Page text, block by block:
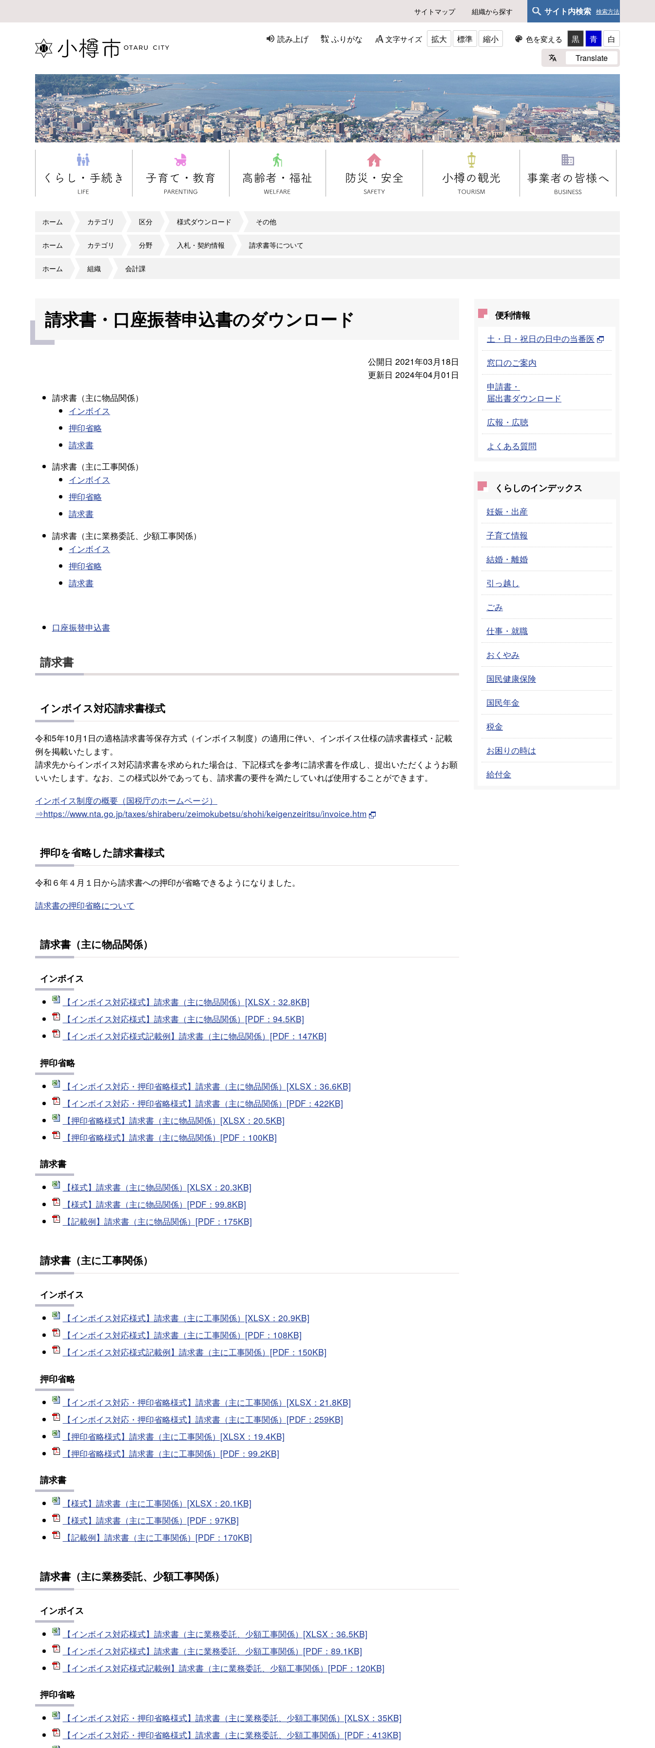
サイトマップ 組織から探す サイト内検索 検索方法
読み上げ ふりがな 文字サイズ 拡大 標準 縮小 色を変える 黒 青
白
Translate
ホーム カテゴリ 区分 様式ダウンロード その他
ホーム カテゴリ 分野 入札・契約情報 請求書等について
ホーム 組織 会計課
請求書・口座振替申込書のダウンロード
公開日 2021年03月18日
更新日 2024年04月01日
請求書（主に物品関係）
インボイス
押印省略
請求書
請求書（主に工事関係）
インボイス
押印省略
請求書
請求書（主に業務委託、少額工事関係）
インボイス
押印省略
請求書
口座振替申込書
請求書
インボイス対応請求書様式
令和5年10月1日の適格請求書等保存方式（インボイス制度）の適用に伴い、インボイス仕様の請求書様式・記載
例を掲載いたします。
請求先からインボイス対応請求書を求められた場合は、下記様式を参考に請求書を作成し、提出いただくようお願
いいたします。なお、この様式以外であっても、請求書の要件を満たしていれば使用することができます。
インボイス制度の概要（国税庁のホームページ）
⇒https://www.nta.go.jp/taxes/shiraberu/zeimokubetsu/shohi/keigenzeiritsu/invoice.htm
押印を省略した請求書様式
令和６年４月１日から請求書への押印が省略できるようになりました。
請求書の押印省略について
請求書（主に物品関係）
インボイス
【インボイス対応様式】請求書（主に物品関係）[XLSX：32.8KB]
【インボイス対応様式】請求書（主に物品関係）[PDF：94.5KB]
【インボイス対応様式記載例】請求書（主に物品関係）[PDF：147KB]
押印省略
【インボイス対応・押印省略様式】請求書（主に物品関係）[XLSX：36.6KB]
【インボイス対応・押印省略様式】請求書（主に物品関係）[PDF：422KB]
【押印省略様式】請求書（主に物品関係）[XLSX：20.5KB]
【押印省略様式】請求書（主に物品関係）[PDF：100KB]
請求書
【様式】請求書（主に物品関係）[XLSX：20.3KB]
【様式】請求書（主に物品関係）[PDF：99.8KB]
【記載例】請求書（主に物品関係）[PDF：175KB]
請求書（主に工事関係）
インボイス
【インボイス対応様式】請求書（主に工事関係）[XLSX：20.9KB]
【インボイス対応様式】請求書（主に工事関係）[PDF：108KB]
【インボイス対応様式記載例】請求書（主に工事関係）[PDF：150KB]
押印省略
【インボイス対応・押印省略様式】請求書（主に工事関係）[XLSX：21.8KB]
【インボイス対応・押印省略様式】請求書（主に工事関係）[PDF：259KB]
【押印省略様式】請求書（主に工事関係）[XLSX：19.4KB]
【押印省略様式】請求書（主に工事関係）[PDF：99.2KB]
請求書
【様式】請求書（主に工事関係）[XLSX：20.1KB]
【様式】請求書（主に工事関係）[PDF：97KB]
【記載例】請求書（主に工事関係）[PDF：170KB]
請求書（主に業務委託、少額工事関係）
インボイス
【インボイス対応様式】請求書（主に業務委託、少額工事関係）[XLSX：36.5KB]
【インボイス対応様式】請求書（主に業務委託、少額工事関係）[PDF：89.1KB]
【インボイス対応様式記載例】請求書（主に業務委託、少額工事関係）[PDF：120KB]
押印省略
【インボイス対応・押印省略様式】請求書（主に業務委託、少額工事関係）[XLSX：35KB]
【インボイス対応・押印省略様式】請求書（主に業務委託、少額工事関係）[PDF：413KB]
便利情報
土・日・祝日の日中の当番医
窓口のご案内
申請書・
届出書ダウンロード
広報・広聴
よくある質問
くらしのインデックス
妊娠・出産
子育て情報
結婚・離婚
引っ越し
ごみ
仕事・就職
おくやみ
国民健康保険
国民年金
税金
お困りの時は
給付金